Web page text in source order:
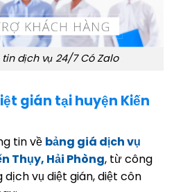
dịch vụ 24/7 Có Zalo
gián tại huyện Kiến
tin về bảng giá dịch vụ
Thụy, Hải Phòng, từ công
vụ diệt gián, diệt côn